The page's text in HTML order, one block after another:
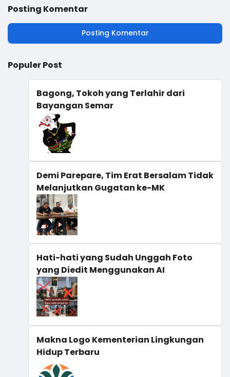
UPT SD Negeri 36 Tonasa
Parappa
Posting Komentar
Posting Komentar
Populer Post
Bagong, Tokoh yang Terlahir dari
Bayangan Semar
Demi Parepare, Tim Erat Bersalam Tidak
Melanjutkan Gugatan ke-MK
Hati-hati yang Sudah Unggah Foto
yang Diedit Menggunakan AI
Makna Logo Kementerian Lingkungan
Hidup Terbaru